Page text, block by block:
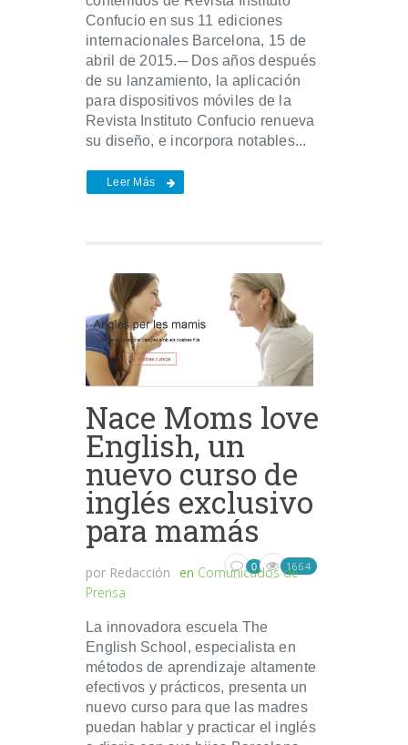
Confucio en sus 11 ediciones
internacionales Barcelona, 15 de
abril de 2015.─ Dos años después
de su lanzamiento, la aplicación
para dispositivos móviles de la
Revista Instituto Confucio renueva
su diseño, e incorpora notables...
Leer Más
Nace Moms love
English, un
nuevo curso de
inglés exclusivo
para mamás
por Redacción en Comunicados de
Prensa
0 1664
La innovadora escuela The
English School, especialista en
métodos de aprendizaje altamente
efectivos y prácticos, presenta un
nuevo curso para que las madres
puedan hablar y practicar el inglés